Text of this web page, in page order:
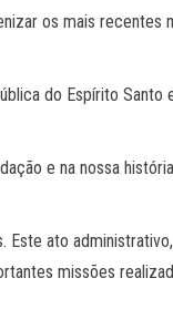
os mais recentes
do Espírito
e na nossa
ato
missões